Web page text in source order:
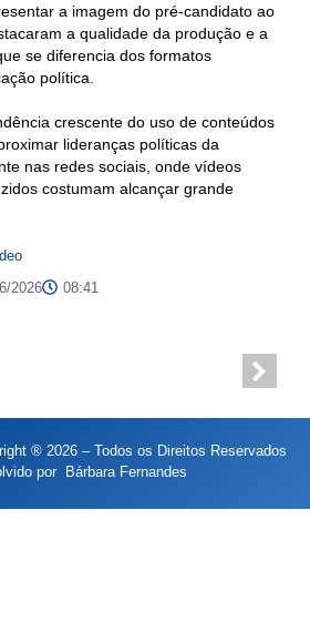
a imagem do pré-candidato ao
a qualidade da produção e a
se diferencia dos formatos
política.
crescente do uso de conteúdos
lideranças políticas da
nas redes sociais, onde vídeos
costumam alcançar grande
2026 08:41
® 2026 – Todos os Direitos Reservados
por Bárbara Fernandes